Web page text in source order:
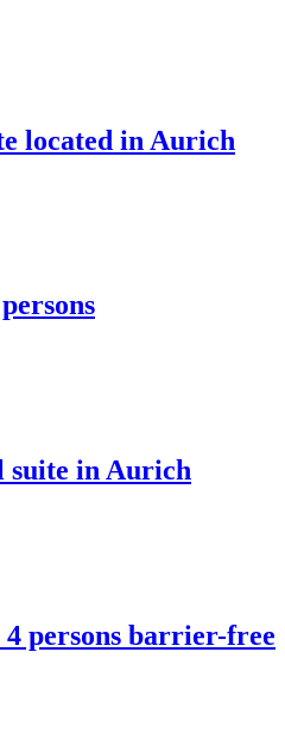
located in Aurich
in Aurich
persons barrier-free